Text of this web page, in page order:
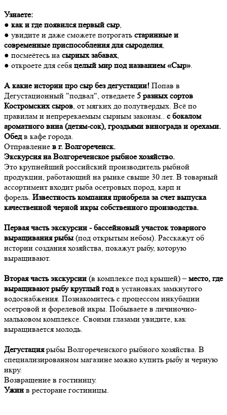
Узнаете:
● как и где появился первый сыр,
● увидите и даже сможете потрогать старинные и
современные приспособления для сыроделия,
● посмеётесь на сырных забавах,
● откроете для себя целый мир под названием «Сыр».
А какие истории про сыр без дегустации! Попав в
Дегустационный "подвал", отведаете 5 разных сортов
Костромских сыров, от мягких до полутвердых. Всё по
правилам и непререкаемым сырным законам.. с бокалом
ароматного вина (детям-сок), гроздьями винограда и орехами.
Обедв кафе города.
Отправление в г. Волгореченск.
Экскурсия на Волгореченское рыбное хозяйство.
Это крупнейший российский производитель рыбной
продукции, работающий на рынке свыше 30 лет. В товарный
ассортимент входит рыба осетровых пород, карп и
форель. Известность компания приобрела за счет выпуска
качественной черной икры собственного производства.
Первая часть экскурсии - бассейновый участок товарного
выращивания рыбы (под открытым небом). Расскажут об
истории создания хозяйства, покажут рыбу, которую
выращивают.
Вторая часть экскурсии (в комплексе под крышей) –место, где
выращивают рыбу круглый годв установках замкнутого
водоснабжения. Познакомитесь с процессом инкубации
осетровой и форелевой икры. Побываете в личиночно-
мальковом комплексе. Своими глазами увидите, как
выращивается молодь.
Дегустациярыбы Волгореченского рыбного хозяйства. В
специализированном магазине можно купить рыбу и черную
икру.
Возвращение в гостиницу.
Ужин в ресторане гостиницы.